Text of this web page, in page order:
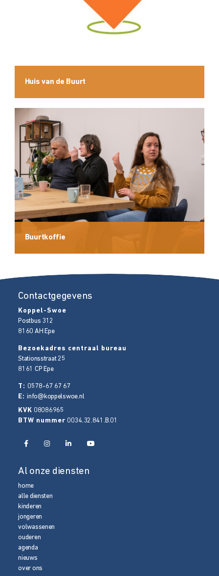
Huis van de Buurt
Buurtkoffie
Contactgegevens
Koppel-Swoe
Postbus 312
8160 AH Epe
Bezoekadres centraal bureau
Stationsstraat 25
8161 CP Epe
T: 0578-67 67 67
E:info@koppelswoe.nl
KVK 08086965
BTW nummer 0034.32.841.B.01
Al onze diensten
home
alle diensten
kinderen
jongeren
volwassenen
ouderen
agenda
nieuws
over ons